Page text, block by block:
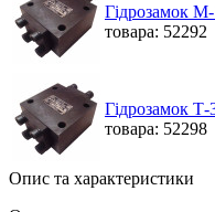
Гідрозамок
товара: 52292
Гідрозамок
товара: 52298
Опис та характеристики